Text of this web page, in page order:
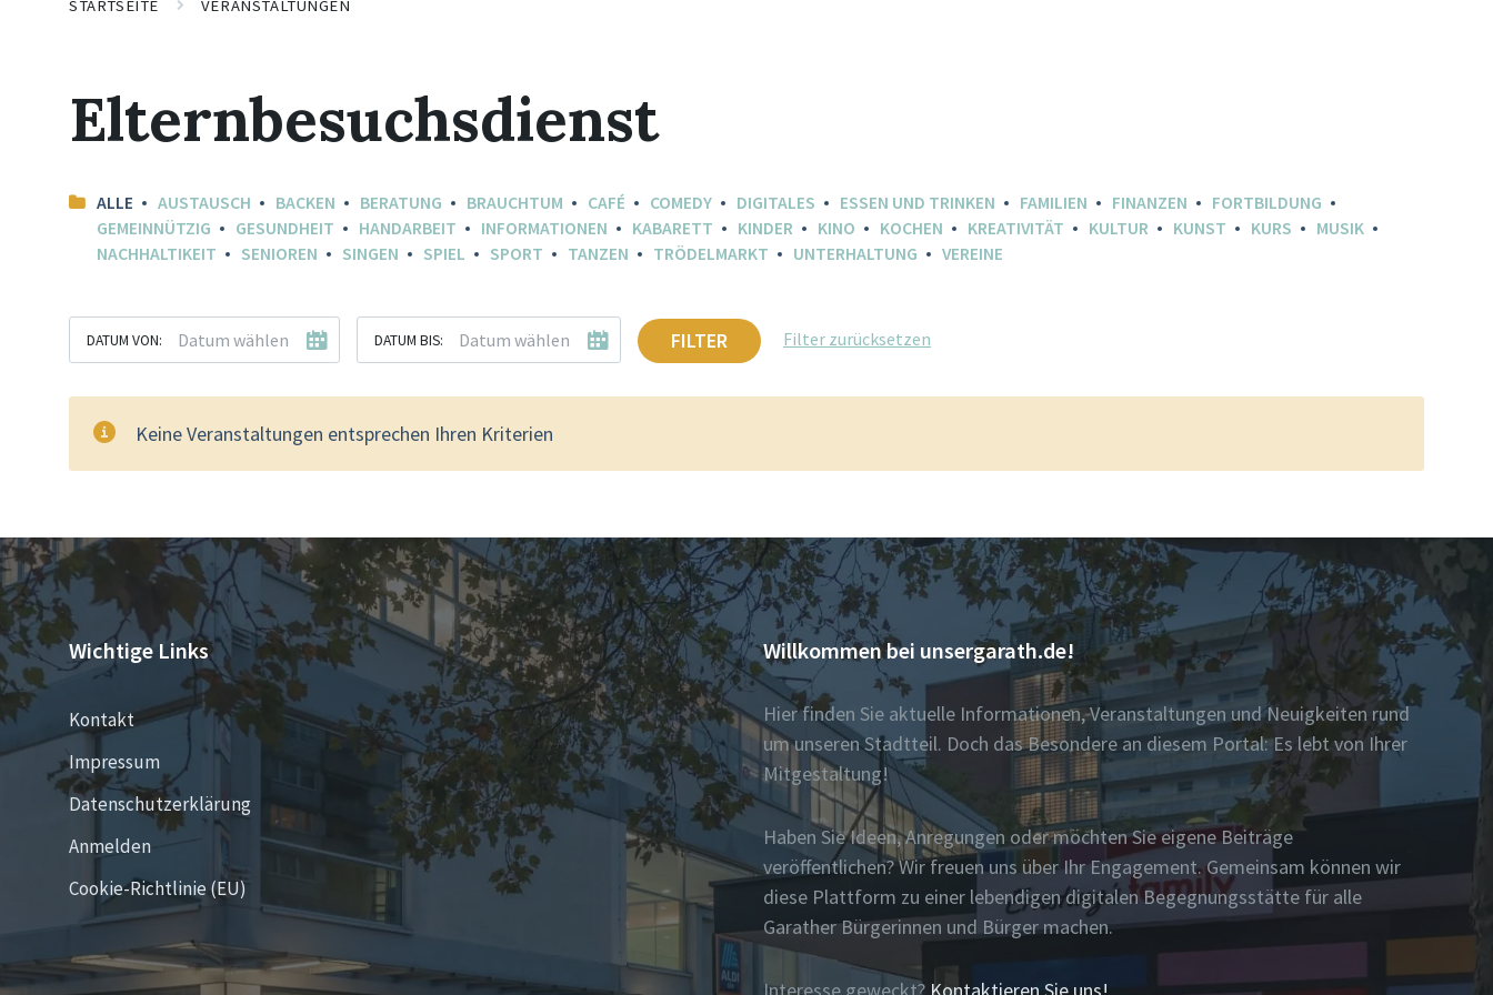
STARTSEITE VERANSTALTUNGEN
Elternbesuchsdienst
ALLE AUSTAUSCH BACKEN BERATUNG BRAUCHTUM CAFÉ COMEDY DIGITALES ESSEN UND TRINKEN FAMILIEN FINANZEN
FORTBILDUNG
GEMEINNÜTZIG
GESUNDHEIT HANDARBEIT INFORMATIONEN KABARETT KINDER KINO KOCHEN KREATIVITÄT KULTUR KUNST KURS
MUSIK
NACHHALTIKEIT
SENIOREN SINGEN SPIEL SPORT TANZEN TRÖDELMARKT UNTERHALTUNG VEREINE
DATUM VON: DATUM BIS: FILTER Filter zurücksetzen
Keine Veranstaltungen entsprechen Ihren Kriterien
Wichtige Links
Kontakt
Impressum
Datenschutzerklärung
Anmelden
Cookie-Richtlinie (EU)
Willkommen bei unsergarath.de!
Hier finden Sie aktuelle Informationen, Veranstaltungen und Neuigkeiten rund
um unseren Stadtteil. Doch das Besondere an diesem Portal: Es lebt von Ihrer
Mitgestaltung!
Haben Sie Ideen, Anregungen oder möchten Sie eigene Beiträge
veröffentlichen? Wir freuen uns über Ihr Engagement. Gemeinsam können wir
diese Plattform zu einer lebendigen digitalen Begegnungsstätte für alle
Garather Bürgerinnen und Bürger machen.